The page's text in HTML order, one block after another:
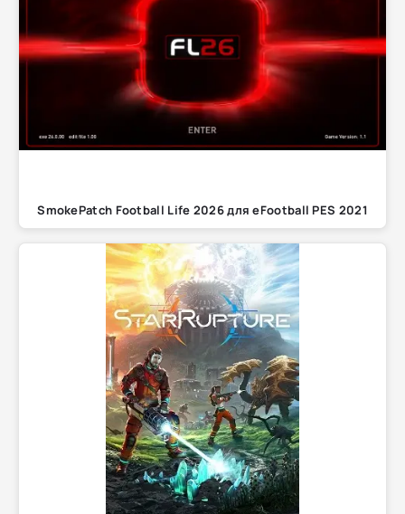
SmokePatch Football Life 2026 для eFootball PES 2021